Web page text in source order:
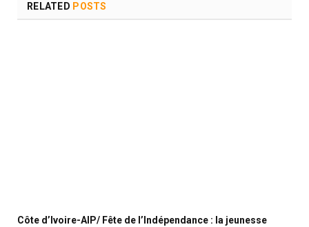
RELATED POSTS
Côte d’Ivoire-AIP/ Fête de l’Indépendance : la jeunesse